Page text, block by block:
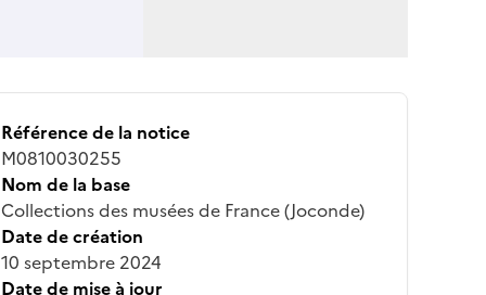
Référence de la notice
M0810030255
Nom de la base
Collections des musées de France (Joconde)
Date de création
10 septembre 2024
Date de mise à jour